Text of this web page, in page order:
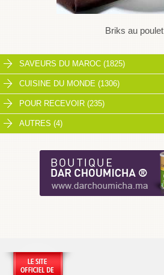
Briks au poulet
SAVEURS DU MAROC (1825)
CUISINE DU MONDE (1306)
POUR RECEVOIR (235)
AUTRES (4)